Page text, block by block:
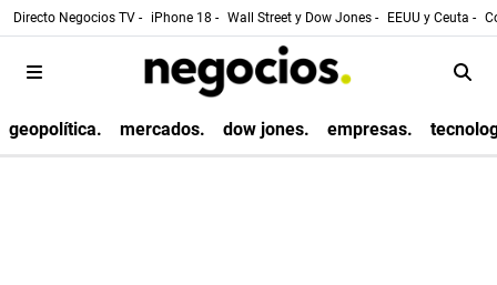
Directo Negocios TV - iPhone 18 - Wall Street y Dow Jones - EEUU y Ceuta -
geopolítica. mercados. dow jones. empresas.